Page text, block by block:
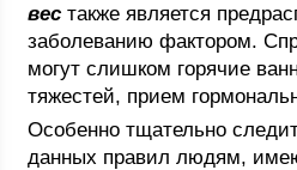
вес также является
заболеванию фактором.
могут слишком горячие
тяжестей, прием
Особенно тщательно
данных правил людям,